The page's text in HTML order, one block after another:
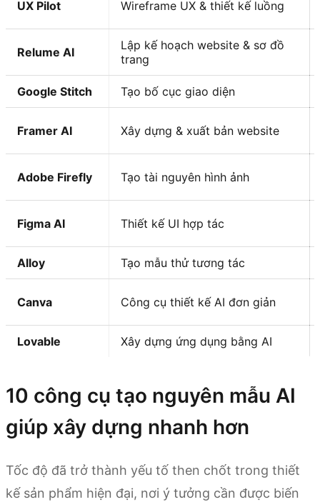
UX Pilot Wireframe UX & thiết kế luồng
Relume AI
Lập kế hoạch website & sơ đồ
trang
Google Stitch Tạo bố cục giao diện
Framer AI Xây dựng & xuất bản website
Adobe Firefly Tạo tài nguyên hình ảnh
Figma AI Thiết kế UI hợp tác
Alloy Tạo mẫu thử tương tác
Canva Công cụ thiết kế AI đơn giản
Lovable Xây dựng ứng dụng bằng AI
10 công cụ tạo nguyên mẫu AI
giúp xây dựng nhanh hơn
Tốc độ đã trở thành yếu tố then chốt trong thiết
kế sản phẩm hiện đại, nơi ý tưởng cần được biến